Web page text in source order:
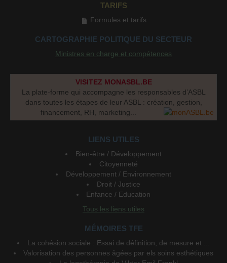
TARIFS
Formules et tarifs
CARTOGRAPHIE POLITIQUE DU SECTEUR
Ministres en charge et compétences
VISITEZ MONASBL.BE
La plate-forme qui accompagne les responsables d’ASBL
dans toutes les étapes de leur ASBL : création, gestion,
financement, RH, marketing...
LIENS UTILES
Bien-être / Développement
Citoyenneté
Développement / Environnement
Droit / Justice
Enfance / Education
Tous les liens utiles
MÉMOIRES TFE
La cohésion sociale : Essai de définition, de mesure et ...
Valorisation des personnes âgées par els soins esthétiques